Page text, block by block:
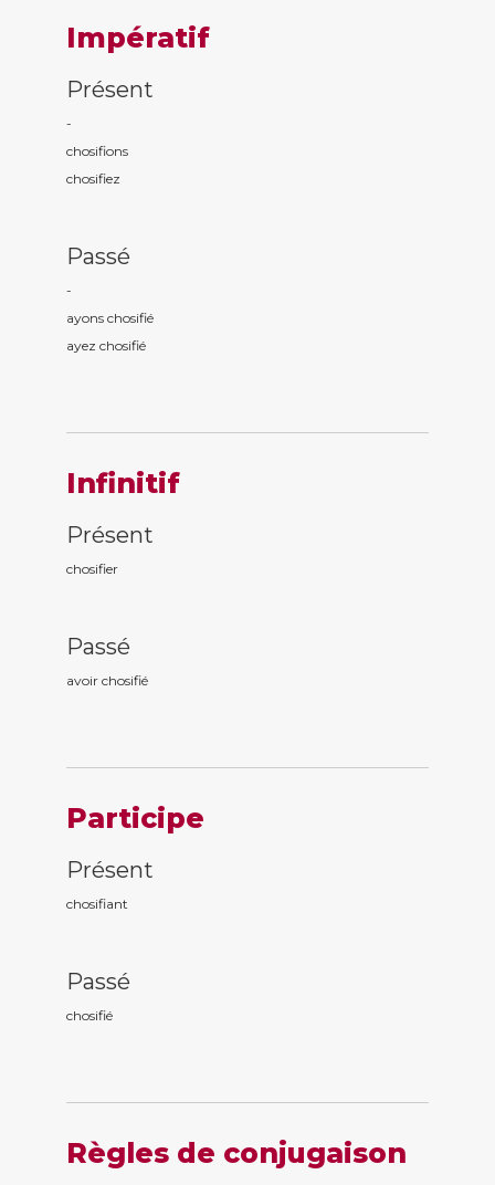
Impératif
Présent
-
chosifions
chosifiez
Passé
-
ayons chosifié
ayez chosifié
Infinitif
Présent
chosifier
Passé
avoir chosifié
Participe
Présent
chosifiant
Passé
chosifié
Règles de conjugaison